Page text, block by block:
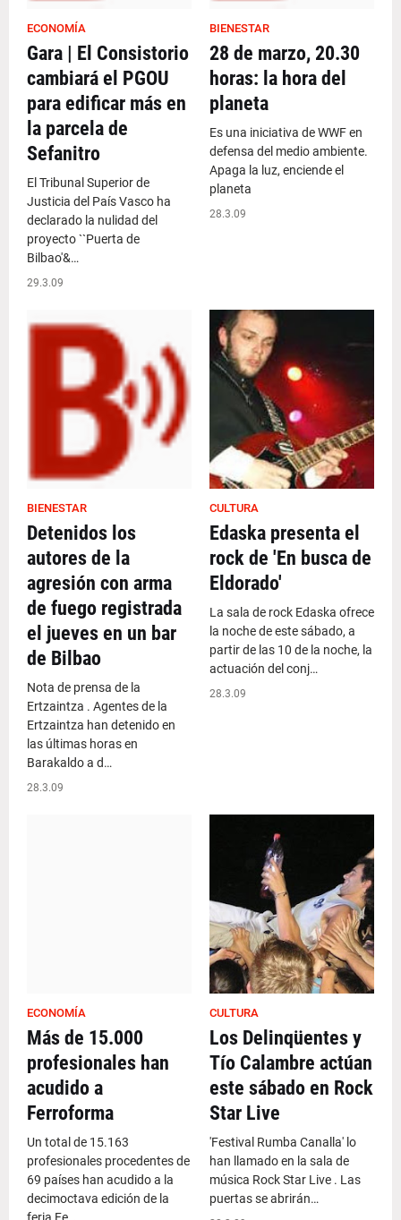
ECONOMÍA
Gara | El Consistorio
cambiará el PGOU
para edificar más en
la parcela de
Sefanitro
El Tribunal Superior de
Justicia del País Vasco ha
declarado la nulidad del
proyecto ``Puerta de
Bilbao'&…
29.3.09
BIENESTAR
28 de marzo, 20.30
horas: la hora del
planeta
Es una iniciativa de WWF en
defensa del medio ambiente.
Apaga la luz, enciende el
planeta
28.3.09
BIENESTAR
Detenidos los
autores de la
agresión con arma
de fuego registrada
el jueves en un bar
de Bilbao
Nota de prensa de la
Ertzaintza . Agentes de la
Ertzaintza han detenido en
las últimas horas en
Barakaldo a d…
28.3.09
CULTURA
Edaska presenta el
rock de 'En busca de
Eldorado'
La sala de rock Edaska ofrece
la noche de este sábado, a
partir de las 10 de la noche, la
actuación del conj…
28.3.09
ECONOMÍA
Más de 15.000
profesionales han
acudido a
Ferroforma
Un total de 15.163
profesionales procedentes de
69 países han acudido a la
decimoctava edición de la
CULTURA
Los Delinqüentes y
Tío Calambre actúan
este sábado en Rock
Star Live
'Festival Rumba Canalla' lo
han llamado en la sala de
música Rock Star Live . Las
puertas se abrirán…